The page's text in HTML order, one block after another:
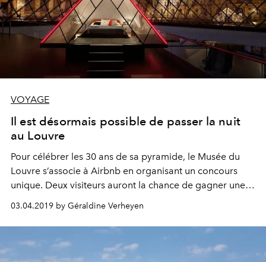
VOYAGE
Il est désormais possible de passer la nuit
au Louvre
Pour célébrer les 30 ans de sa pyramide, le Musée du
Louvre s’associe à Airbnb en organisant un concours
unique. Deux visiteurs auront la chance de gagner une
nuit sous cette dernière, mais aussi un dîner et un
concert privé entourés de Mona Lisa, la Vénus de Milo et
les autres chefs d’œuvres du plus iconiques des musées
parisiens.
03.04.2019 by Géraldine Verheyen